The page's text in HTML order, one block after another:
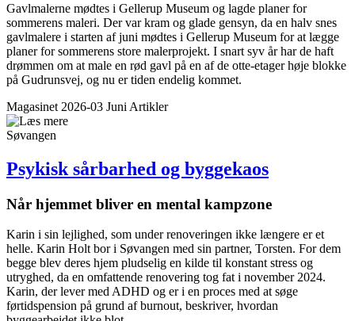
Gavlmalerne mødtes i Gellerup Museum og lagde planer for
sommerens maleri. Der var kram og glade gensyn, da en halv snes
gavlmalere i starten af juni mødtes i Gellerup Museum for at lægge
planer for sommerens store malerprojekt. I snart syv år har de haft
drømmen om at male en rød gavl på en af de otte-etager høje blokke
på Gudrunsvej, og nu er tiden endelig kommet.
Magasinet 2026-03 Juni Artikler
Søvangen
Psykisk sårbarhed og byggekaos
Når hjemmet bliver en mental kampzone
Karin i sin lejlighed, som under renoveringen ikke længere er et
helle. Karin Holt bor i Søvangen med sin partner, Torsten. For dem
begge blev deres hjem pludselig en kilde til konstant stress og
utryghed, da en omfattende renovering tog fat i november 2024.
Karin, der lever med ADHD og er i en proces med at søge
førtidspension på grund af burnout, beskriver, hvordan